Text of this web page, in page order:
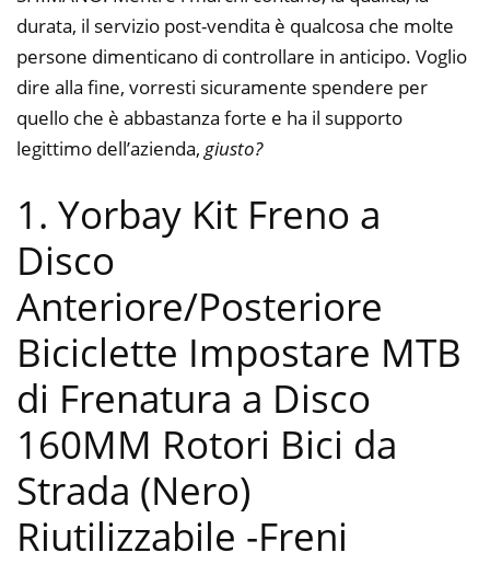
durata, il servizio post-vendita è qualcosa che molte
persone dimenticano di controllare in anticipo. Voglio
dire alla fine, vorresti sicuramente spendere per
quello che è abbastanza forte e ha il supporto
legittimo dell’azienda, giusto?
1. Yorbay Kit Freno a
Disco
Anteriore/Posteriore
Biciclette Impostare MTB
di Frenatura a Disco
160MM Rotori Bici da
Strada (Nero)
Riutilizzabile -Freni